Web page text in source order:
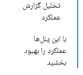
تحلیل گزارش
عملکرد
با این پنل‌ها
عملکرد را بهبود
بخشید